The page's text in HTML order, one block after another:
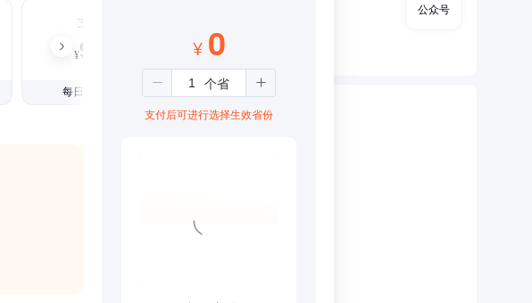
3个月
¥99
每日仅1.08元
¥ 0
支付后可进行选择生效省份
公众号